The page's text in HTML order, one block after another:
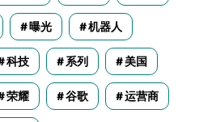
曝光 机器人
科技 系列 美国
荣耀 谷歌 运营商